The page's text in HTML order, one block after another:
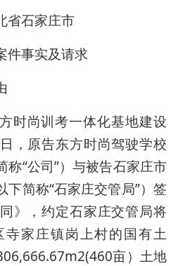
省石家庄市
件事实及请求
时尚训考一体化基地建设
，原告东方时尚驾驶学校
称“公司”）与被告石家庄市
下简称“石家庄交管局”）签
》，约定石家庄交管局将
家庄镇岗上村的国有土
亩）土地